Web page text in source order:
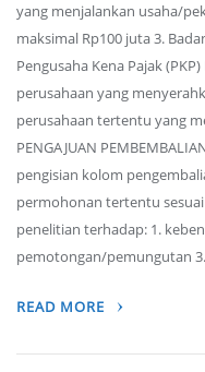
yang menjalankan usaha/
maksimal Rp100 juta 3.
Pengusaha Kena Pajak
perusahaan yang
perusahaan tertentu yang
PENGAJUAN
pengisian kolom
permohonan tertentu
penelitian terhadap: 1.
pemotongan/pemungutan
READ MORE